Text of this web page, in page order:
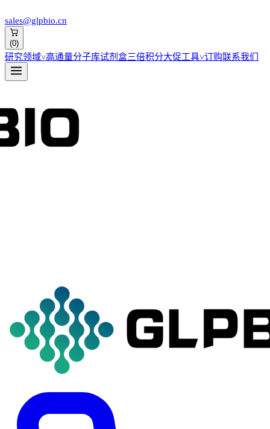
sales@glpbio.cn
(0)
研究领域˅高通量分子库试剂盒三倍积分大促工具˅订购联系我们